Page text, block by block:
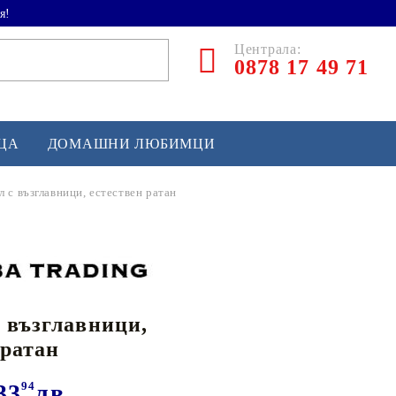
Централа:
0878 17 49 71
и софтбол
и лакрос
спортно оборудване
ДОМАШНИ ЛЮБИМЦИ
с възглавници, естествен ратан
94